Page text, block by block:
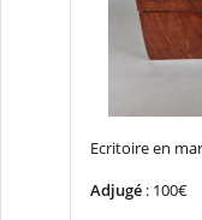
Ecritoire en
Adjugé: 100€